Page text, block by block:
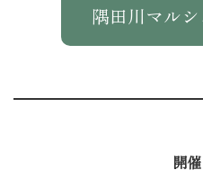
隅田川マル
開